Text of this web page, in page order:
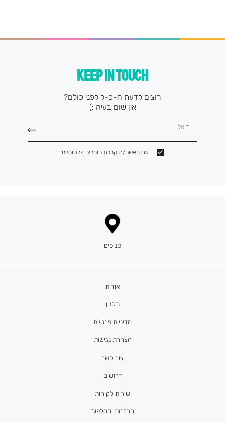
KEEP IN TOUCH
רוצים לדעת ה-כ-ל לפני כולם?
אין שום בעיה :)
דואל
אני מאשר/ת קבלת חומרים פרסומיים
אודות
תקנון
מדיניות פרטיות
הצהרת נגישות
צור קשר
דרושים
סניפים
שירות לקוחות
החזרות והחלפות